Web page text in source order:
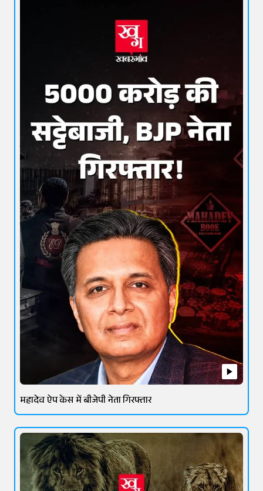
महादेव ऐप केस में बीजेपी नेता गिरफ्तार